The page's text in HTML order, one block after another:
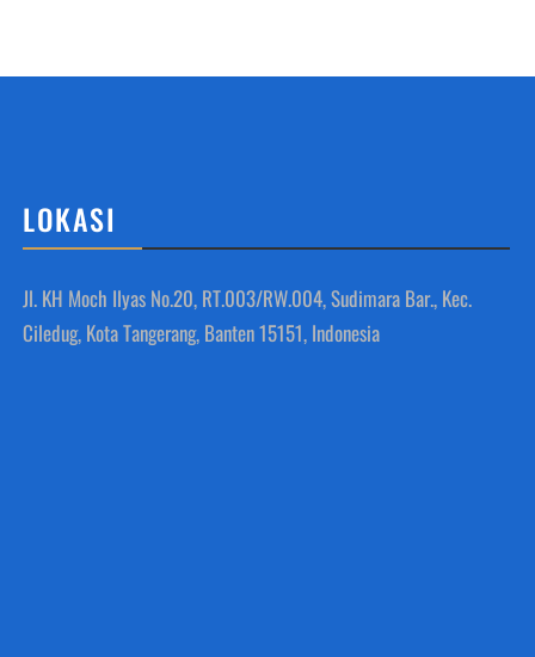
LOKASI
Jl. KH Moch Ilyas No.20, RT.003/RW.004, Sudimara Bar., Kec.
Ciledug, Kota Tangerang, Banten 15151, Indonesia